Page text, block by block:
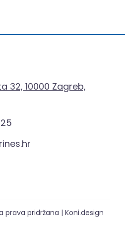
32, 10000 Zagreb,
prava pridržana | Koni.design